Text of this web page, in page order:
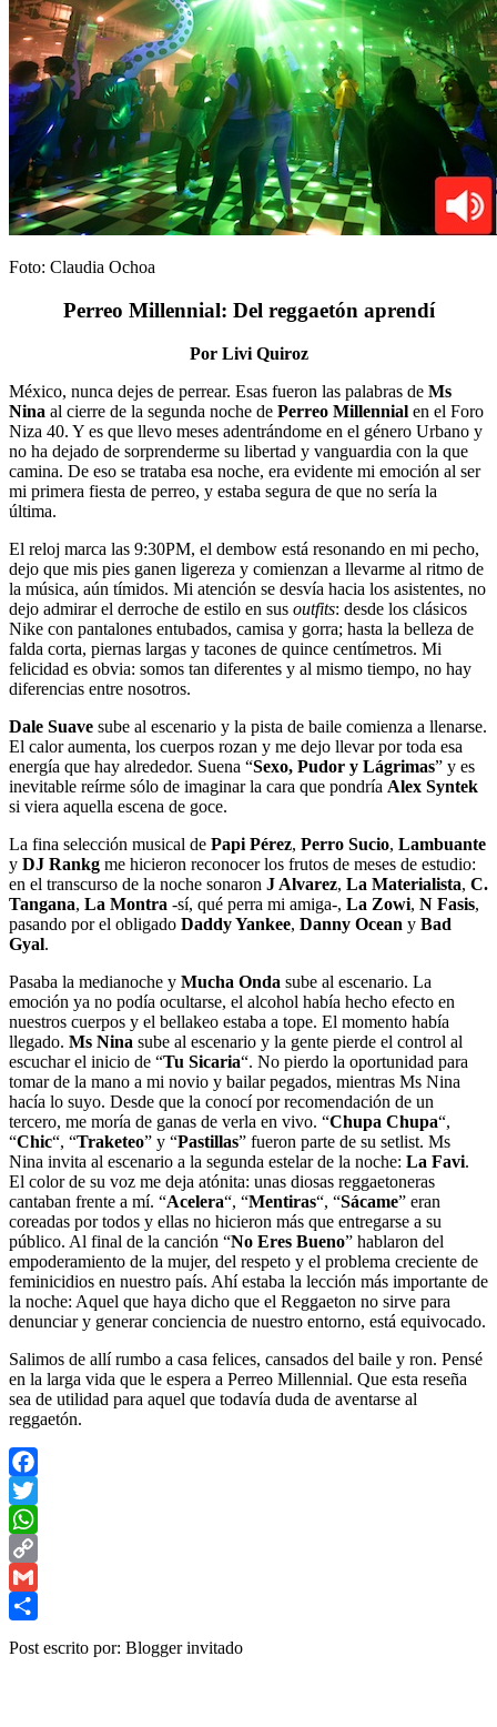
Foto: Claudia Ochoa
Perreo Millennial: Del reggaetón aprendí
Por Livi Quiroz
México, nunca dejes de perrear. Esas fueron las palabras de Ms
Nina al cierre de la segunda noche de Perreo Millennial en el Foro
Niza 40. Y es que llevo meses adentrándome en el género Urbano y
no ha dejado de sorprenderme su libertad y vanguardia con la que
camina. De eso se trataba esa noche, era evidente mi emoción al ser
mi primera fiesta de perreo, y estaba segura de que no sería la
última.
El reloj marca las 9:30PM, el dembow está resonando en mi pecho,
dejo que mis pies ganen ligereza y comienzan a llevarme al ritmo de
la música, aún tímidos. Mi atención se desvía hacia los asistentes, no
dejo admirar el derroche de estilo en sus outfits: desde los clásicos
Nike con pantalones entubados, camisa y gorra; hasta la belleza de
falda corta, piernas largas y tacones de quince centímetros. Mi
felicidad es obvia: somos tan diferentes y al mismo tiempo, no hay
diferencias entre nosotros.
Dale Suave sube al escenario y la pista de baile comienza a llenarse.
El calor aumenta, los cuerpos rozan y me dejo llevar por toda esa
energía que hay alrededor. Suena “Sexo, Pudor y Lágrimas” y es
inevitable reírme sólo de imaginar la cara que pondría Alex Syntek
si viera aquella escena de goce.
La fina selección musical de Papi Pérez, Perro Sucio, Lambuante
y DJ Rankg me hicieron reconocer los frutos de meses de estudio:
en el transcurso de la noche sonaron J Alvarez, La Materialista, C.
Tangana, La Montra -sí, qué perra mi amiga-, La Zowi, N Fasis,
pasando por el obligado Daddy Yankee, Danny Ocean y Bad
Gyal.
Pasaba la medianoche y Mucha Onda sube al escenario. La
emoción ya no podía ocultarse, el alcohol había hecho efecto en
nuestros cuerpos y el bellakeo estaba a tope. El momento había
llegado. Ms Nina sube al escenario y la gente pierde el control al
escuchar el inicio de “Tu Sicaria“. No pierdo la oportunidad para
tomar de la mano a mi novio y bailar pegados, mientras Ms Nina
hacía lo suyo. Desde que la conocí por recomendación de un
tercero, me moría de ganas de verla en vivo. “Chupa Chupa“,
“Chic“, “Traketeo” y “Pastillas” fueron parte de su setlist. Ms
Nina invita al escenario a la segunda estelar de la noche: La Favi.
El color de su voz me deja atónita: unas diosas reggaetoneras
cantaban frente a mí. “Acelera“, “Mentiras“, “Sácame” eran
coreadas por todos y ellas no hicieron más que entregarse a su
público. Al final de la canción “No Eres Bueno” hablaron del
empoderamiento de la mujer, del respeto y el problema creciente de
feminicidios en nuestro país. Ahí estaba la lección más importante de
la noche: Aquel que haya dicho que el Reggaeton no sirve para
denunciar y generar conciencia de nuestro entorno, está equivocado.
Salimos de allí rumbo a casa felices, cansados del baile y ron. Pensé
en la larga vida que le espera a Perreo Millennial. Que esta reseña
sea de utilidad para aquel que todavía duda de aventarse al
reggaetón.
Facebook
Twitter
WhatsApp
Copy
Link
Gmail
Post escrito por: Blogger invitado